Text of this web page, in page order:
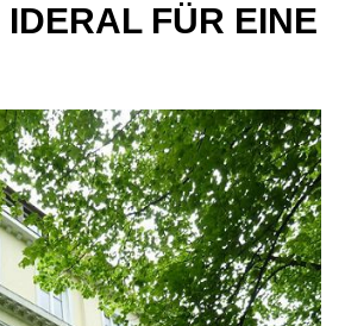
FÜR EINE